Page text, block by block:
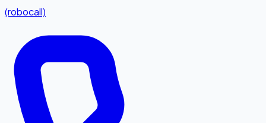
(robocall)